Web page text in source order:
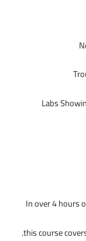
Labs
In over 4 hours
this course